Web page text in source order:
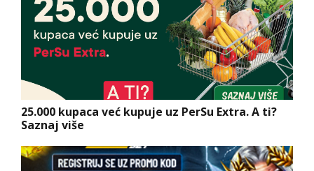
25.000 kupaca već kupuje uz PerSu Extra. A ti?
Saznaj više